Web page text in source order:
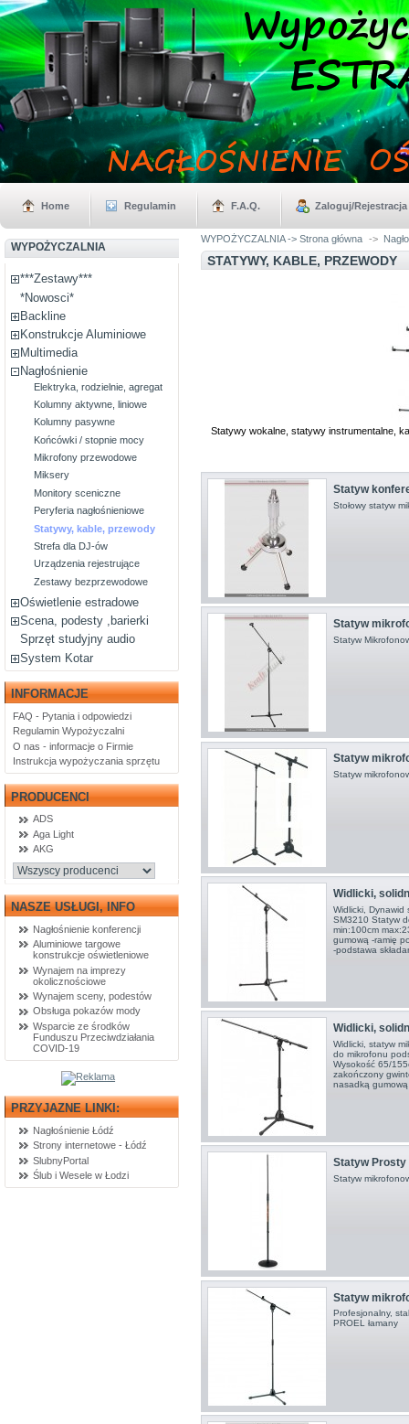
Home Regulamin F.A.Q. Zaloguj/Rejestracja
WYPOŻYCZALNIA
***Zestawy***
*Nowosci*
Backline
Konstrukcje Aluminiowe
Multimedia
Nagłośnienie
Elektryka, rodzielnie, agregat
Kolumny aktywne, liniowe
Kolumny pasywne
Końcówki / stopnie mocy
Mikrofony przewodowe
Miksery
Monitory sceniczne
Peryferia nagłośnieniowe
Statywy, kable, przewody
Strefa dla DJ-ów
Urządzenia rejestrujące
Zestawy bezprzewodowe
Oświetlenie estradowe
Scena, podesty ,barierki
Sprzęt studyjny audio
System Kotar
INFORMACJE
FAQ - Pytania i odpowiedzi
Regulamin Wypożyczalni
O nas - informacje o Firmie
Instrukcja wypożyczania sprzętu
PRODUCENCI
ADS
Aga Light
AKG
NASZE USŁUGI, INFO
Nagłośnienie konferencji
Aluminiowe targowe
konstrukcje oświetleniowe
Wynajem na imprezy
okolicznościowe
Wynajem sceny, podestów
Obsługa pokazów mody
Wsparcie ze środków
Funduszu Przeciwdziałania
COVID-19
PRZYJAZNE LINKI:
Nagłośnienie Łódź
Strony internetowe - Łódź
SlubnyPortal
Ślub i Wesele w Łodzi
WYPOŻYCZALNIA -> Strona główna ->
STATYWY, KABLE, PRZEWODY
Statywy wokalne, statywy instrumentalne,
Statyw
Stołowy statyw
Statyw
Statyw
Statyw
Statyw
Widlicki,
Widlicki, Dynawid
SM3210 Statyw
min:100cm
gumową -ramię
-podstawa
Widlicki,
Widlicki, statyw
do mikrofonu
Wysokość 65/
zakończony
nasadką
Statyw Prosty
Statyw
Statyw
Profesjonalny,
PROEL łamany